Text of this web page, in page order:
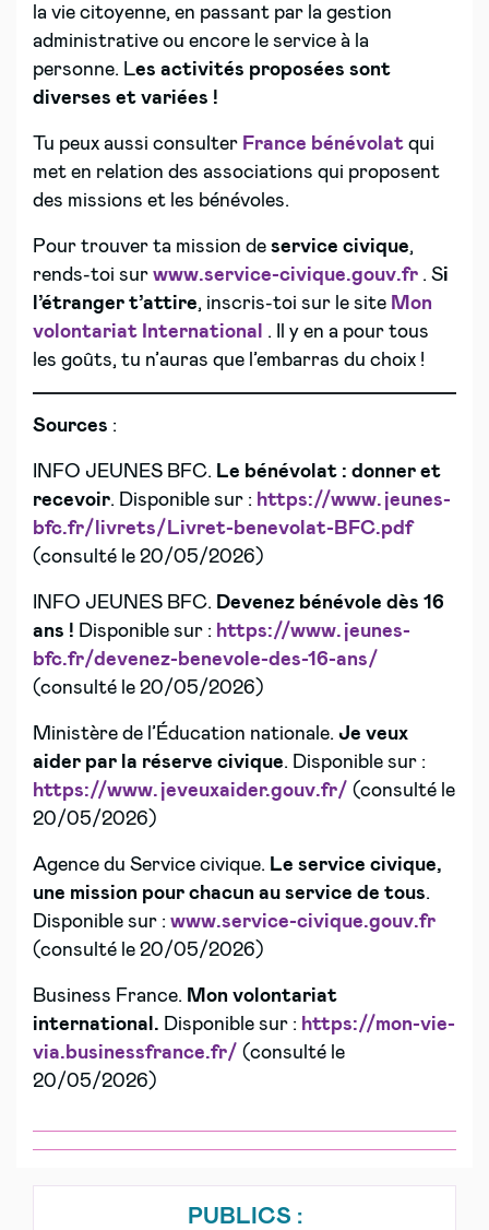
la vie citoyenne, en passant par la gestion
administrative ou encore le service à la
personne. Les activités proposées sont
diverses et variées !
Tu peux aussi consulter France bénévolat qui
met en relation des associations qui proposent
des missions et les bénévoles.
Pour trouver ta mission de service civique,
rends-toi sur www.service-civique.gouv.fr . Si
l’étranger t’attire, inscris-toi sur le site Mon
volontariat International
. Il y en a pour tous
les goûts, tu n’auras que l’embarras du choix !
Sources :
INFO JEUNES BFC. Le bénévolat : donner et
recevoir. Disponible sur : https://www.jeunes-
bfc.fr/livrets/Livret-benevolat-BFC.pdf
(consulté le 20/05/2026)
INFO JEUNES BFC. Devenez bénévole dès 16
ans ! Disponible sur : https://www.jeunes-
bfc.fr/devenez-benevole-des-16-ans/
(consulté le 20/05/2026)
Ministère de l’Éducation nationale. Je veux
aider par la réserve civique. Disponible sur :
https://www.jeveuxaider.gouv.fr/ (consulté le
20/05/2026)
Agence du Service civique. Le service civique,
une mission pour chacun au service de tous.
Disponible sur : www.service-civique.gouv.fr
(consulté le 20/05/2026)
Business France. Mon volontariat
international. Disponible sur : https://mon-vie-
via.businessfrance.fr/ (consulté le
20/05/2026)
PUBLICS :